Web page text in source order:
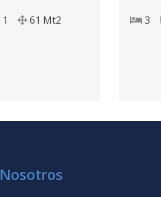
1 61 Mt2
3
Nosotros